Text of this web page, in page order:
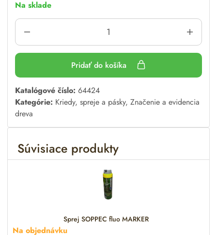
Na sklade
Pridať do košíka
A
l
t
e
n
a
Katalógové číslo: 64424
Kategórie: Kriedy, spreje a pásky, Značenie a evidencia
dreva
Súvisiace produkty
Sprej SOPPEC fluo MARKER
Na objednávku